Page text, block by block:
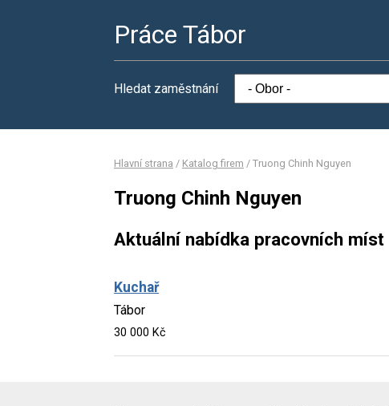
Práce Tábor
Hledat zaměstnání
Hlavní strana / Katalog firem / Truong Chinh Nguyen
Truong Chinh Nguyen
Aktuální nabídka pracovních míst
Kuchař
Tábor
30 000 Kč